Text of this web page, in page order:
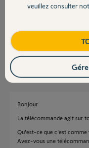
Contact
Patrick M.
Bonjour
La télécommande agit sur
Qu'est-ce que c'est comme
Avez-vous une
veuillez consulter